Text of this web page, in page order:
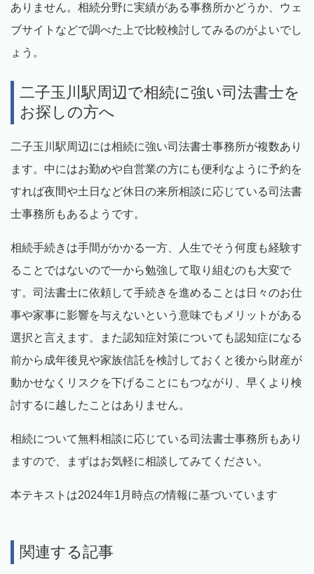
ありません。相続分野に実績がある事務所かどうか、ウェ
ブサイトなどで調べた上で比較検討してみるのがよいでし
ょう。
二子玉川駅周辺で相続に強い司法書士を
お探しの方へ
二子玉川駅周辺には相続に強い司法書士事務所が複数あり
ます。中にはお勤めや自営業の方にも便利なように予約を
すれば夜間や土日など休日の来所相談に応じている司法書
士事務所もあるようです。
相続手続きは手間がかかる一方、人生でそう何度も経験す
ることではないので一から勉強して取り組むのも大変で
す。司法書士に依頼して手続きを進めることは日々のお仕
事や家事に影響を与えないという意味でもメリットがある
選択と言えます。また認知症対策についても認知症になる
前から成年後見や家族信託を検討しておくと後から財産が
動かせなくリスクを下げることにもつながり、早くより検
討するに越したことはありません。
相続について無料相談に応じている司法書士事務所もあり
ますので、まずはお気軽に相談してみてください。
本テキストは2024年1月時点の情報に基づいています
関連する記事